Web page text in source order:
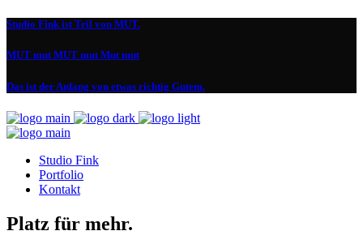
Studio Fink ist Teil von MUT.
MUT mut MUT mut Mut mut
Das ist der Anfang von etwas richtig Gutem.
Studio Fink
Portfolio
Kontakt
Platz für mehr.